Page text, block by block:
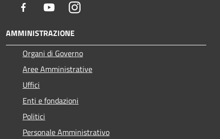
Facebook YoutubeInstagram
AMMINISTRAZIONE
Organi di Governo
Aree Amministrative
Uffici
Enti e fondazioni
Politici
Personale Amministrativo